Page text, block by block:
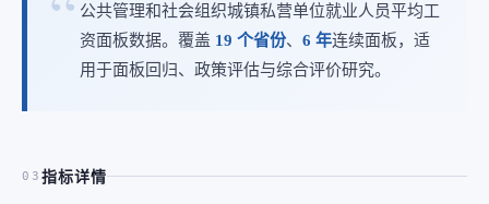
公共管理和社会组织城镇私营单位就业人员平均工
资面板数据。覆盖 19 个省份、 6 年连续面板，适
用于面板回归、政策评估与综合评价研究。
03 指标详情